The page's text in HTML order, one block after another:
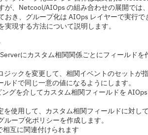
が、Netcool/AIOps の組み合わせの展開では
おき、グループ化は AIOps レイヤーで実行で
現する方法について説明します。
にカスタム相関関係ごとにフィールドを
ジックを変更して、相関イベントのセットが
ドで同じ一意の値になるようにします。
グを介してカスタム相関フィールドを
を使用して、カスタム相関フィールドに対し
ープ化ポリシーを作成します。
互に関連付けられます